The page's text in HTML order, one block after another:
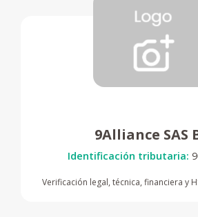
9Alliance SAS
Identificación tributaria:
Verificación legal, técnica, financiera y